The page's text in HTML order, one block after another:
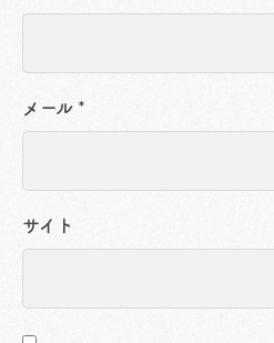
メール *
サイト